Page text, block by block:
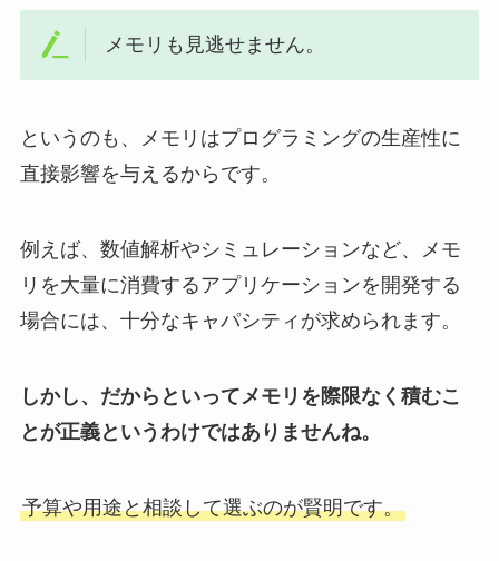
メモリも見逃せません。
というのも、メモリはプログラミングの生産性に
直接影響を与えるからです。
例えば、数値解析やシミュレーションなど、メモ
リを大量に消費するアプリケーションを開発する
場合には、十分なキャパシティが求められます。
しかし、だからといってメモリを際限なく積むこ
とが正義というわけではありませんね。
予算や用途と相談して選ぶのが賢明です。